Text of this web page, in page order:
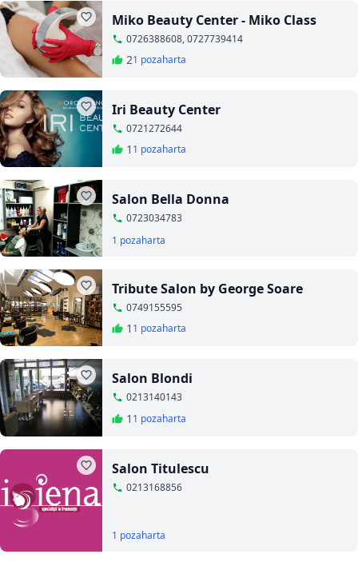
Miko Beauty Center - Miko Class
0726388608, 0727739414
21 pozaharta
Iri Beauty Center
0721272644
1 1 pozaharta
Salon Bella Donna
0723034783
1 pozaharta
Tribute Salon by George Soare
0749155595
1 1 pozaharta
Salon Blondi
0213140143
1 1 pozaharta
Salon Titulescu
0213168856
1 pozaharta